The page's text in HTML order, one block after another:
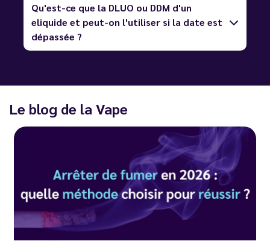
Qu'est-ce que la DLUO ou DDM d'un
eliquide et peut-on l'utiliser si la date est
dépassée ?
Le blog de la Vape